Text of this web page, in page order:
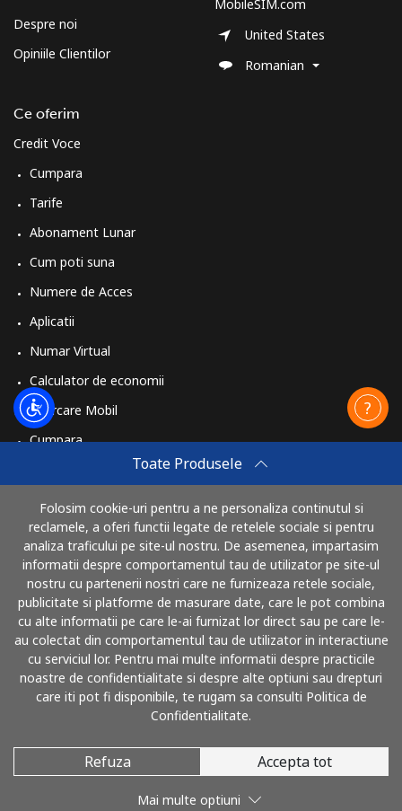
Toate Produsele
Folosim cookie-uri pentru a ne personaliza continutul si
reclamele, a oferi functii legate de retelele sociale si pentru
analiza traficului pe site-ul nostru. De asemenea, impartasim
informatii despre comportamentul tau de utilizator pe site-ul
nostru cu partenerii nostri care ne furnizeaza retele sociale,
publicitate si platforme de masurare date, care le pot combina
cu alte informatii pe care le-ai furnizat lor direct sau pe care le-
au colectat din comportamentul tau de utilizator in interactiune
cu serviciul lor. Pentru mai multe informatii despre practicile
noastre de confidentialitate si despre alte optiuni sau drepturi
care iti pot fi disponibile, te rugam sa consulti Politica de
Confidentialitate.
Refuza Accepta tot
Mai multe optiuni
Despre noi
Opiniile Clientilor
Ce oferim
Credit Voce
Cumpara
Tarife
Abonament Lunar
Cum poti suna
Numere de Acces
Aplicatii
Numar Virtual
Calculator de economii
Reincarcare Mobil
Cumpara
Cumpara
Cum functioneaza
MobileSIM.com
United States
Romanian
Poti plati cu
© 2026 SunaRomania